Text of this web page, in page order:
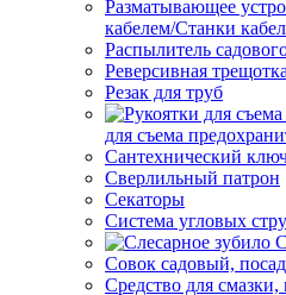
Разматывающее
кабелем/Станки
Распылитель
Реверсивная трещотка
Резак для труб
для съема
Сантехнический
Сверлильный патрон
Секаторы
Система угловых
Совок садовый,
Средство для смазки,